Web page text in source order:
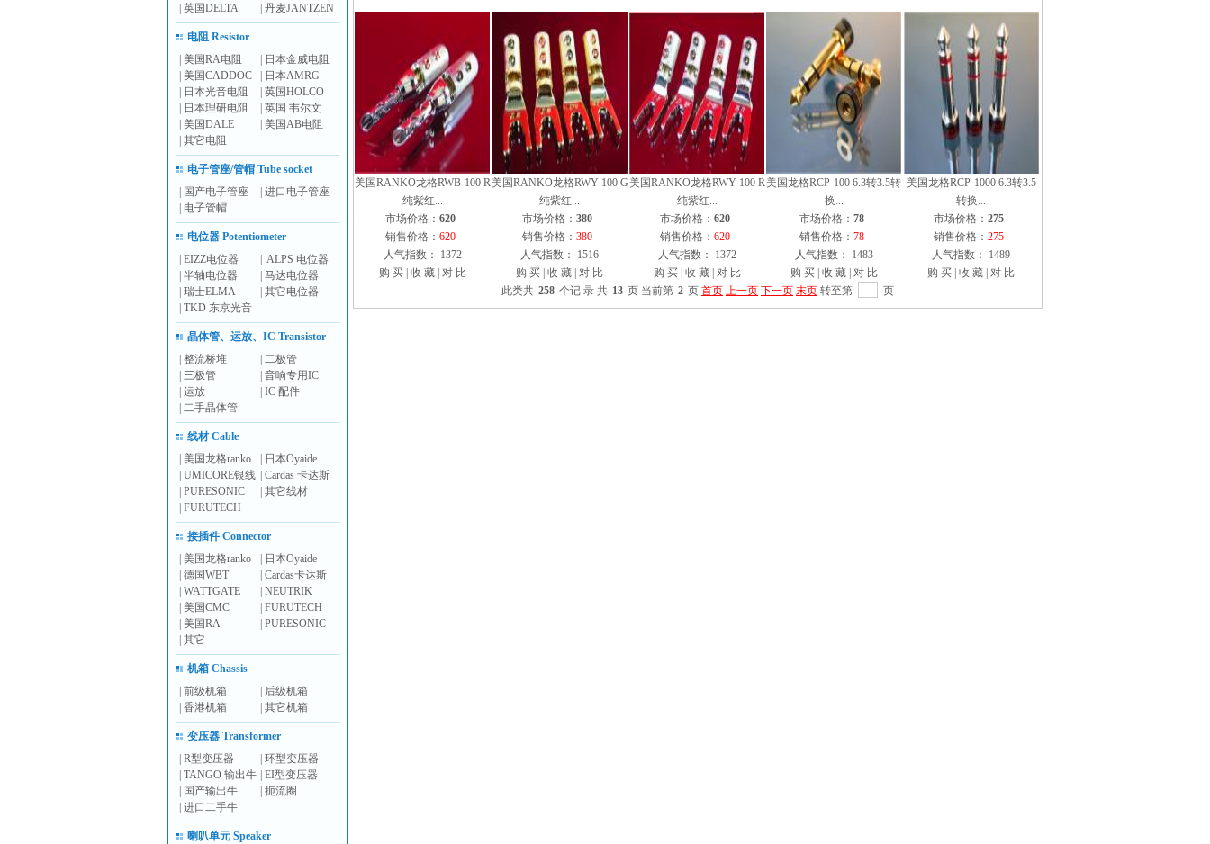
英国DELTA 丹麦JANTZEN
电阻 Resistor
美国RA电阻
日本金威电阻
美国CADDOC
日本AMRG
日本光音电阻
英国HOLCO
日本理研电阻
英国 韦尔文
美国DALE
美国AB电阻
其它电阻
电子管座/管帽 Tube socket
国产电子管座
进口电子管座
电子管帽
电位器 Potentiometer
EIZZ电位器
ALPS 电位器
半轴电位器
马达电位器
瑞士ELMA
其它电位器
TKD 东京光音
晶体管、运放、IC Transistor
整流桥堆
二极管
三极管
音响专用IC
运放
IC 配件
二手晶体管
线材 Cable
美国龙格ranko
日本Oyaide
UMICORE银线
Cardas 卡达斯
PURESONIC
其它线材
FURUTECH
接插件 Connector
美国龙格ranko
日本Oyaide
德国WBT
Cardas卡达斯
WATTGATE
NEUTRIK
美国CMC
FURUTECH
美国RA
PURESONIC
其它
机箱 Chassis
前级机箱
后级机箱
香港机箱 其它机箱
变压器 Transformer
R型变压器
环型变压器
TANGO 输出牛
EI型变压器
国产输出牛
扼流圈
进口二手牛
喇叭单元 Speaker
美国RANKO龙格RWB-100 R
纯紫红...
市场价格： 620
销售价格： 620
人气指数： 1372
购 买| 收 藏| 对 比
美国RANKO龙格RWY-100 G
纯紫红...
市场价格：380
销售价格：380
人气指数： 1516
购 买 |收 藏 |对 比
美国RANKO龙格RWY-100 R
纯紫红...
市场价格： 620
销售价格： 620
人气指数： 1372
购 买| 收 藏| 对 比
美国龙格RCP-100 6.3转3.5转
换...
市场价格： 78
销售价格： 78
人气指数： 1483
购 买| 收 藏| 对 比
美国龙格RCP-1000 6.3转3.5
转换...
市场价格：275
销售价格：275
人气指数： 1489
购 买 |收 藏 |对 比
此类共 258 个记 录 共 13 页 当前第 2 页 首页 上一页 下一页 末页 转至第 页